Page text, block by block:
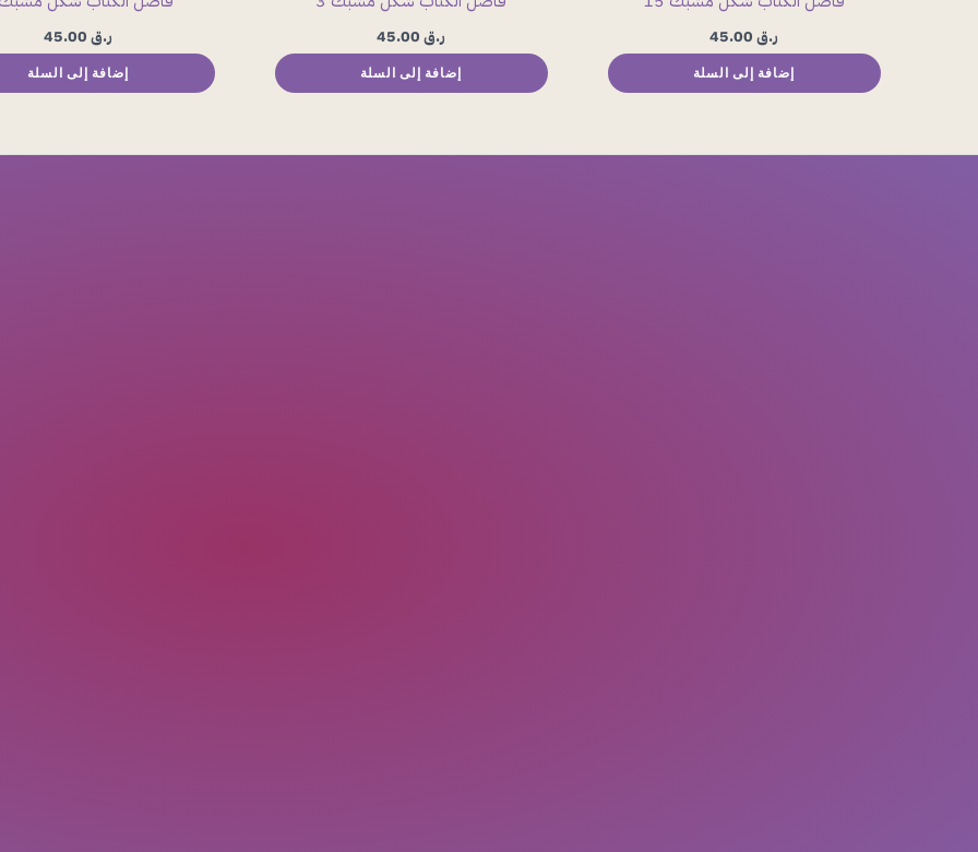
ر.ق
إضافة إلى السلة
ر.ق
إضافة إلى السلة
ر.ق
إضافة إلى السلة